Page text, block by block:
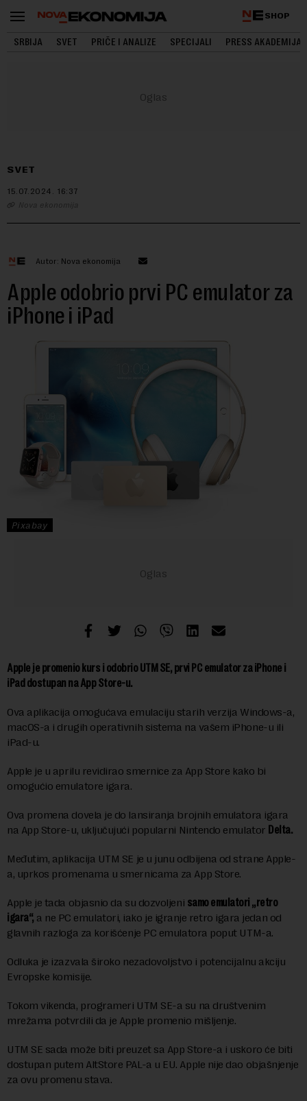
SHOP
SRBIJA SVET PRIČE I ANALIZE SPECIJALI PRESS AKADEMIJA
SVET
15.07.2024. 16:37
Nova ekonomija
Autor: Nova ekonomija
Apple odobrio prvi PC emulator za
iPhone i iPad
Pixabay
Apple je promenio kurs i odobrio UTM SE, prvi PC emulator za iPhone i
iPad dostupan na App Store-u.
Ova aplikacija omogućava emulaciju starih verzija Windows-a,
macOS-a i drugih operativnih sistema na vašem iPhone-u ili
iPad-u.
Apple je u aprilu revidirao smernice za App Store kako bi
omogućio emulatore igara.
Ova promena dovela je do lansiranja brojnih emulatora igara
na App Store-u, uključujući popularni Nintendo emulator Delta.
Međutim, aplikacija UTM SE je u junu odbijena od strane Apple-
a, uprkos promenama u smernicama za App Store.
Apple je tada objasnio da su dozvoljeni samo emulatori „retro
igara“, a ne PC emulatori, iako je igranje retro igara jedan od
glavnih razloga za korišćenje PC emulatora poput UTM-a.
Odluka je izazvala široko nezadovoljstvo i potencijalnu akciju
Evropske komisije.
Tokom vikenda, programeri UTM SE-a su na društvenim
mrežama potvrdili da je Apple promenio mišljenje.
UTM SE sada može biti preuzet sa App Store-a i uskoro će biti
dostupan putem AltStore PAL-a u EU. Apple nije dao objašnjenje
za ovu promenu stava.